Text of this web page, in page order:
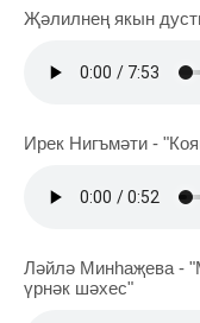
Җәлилнең якын
Ирек Нигъмәти -
Ләйлә Минһаҗева -
үрнәк шәхес"